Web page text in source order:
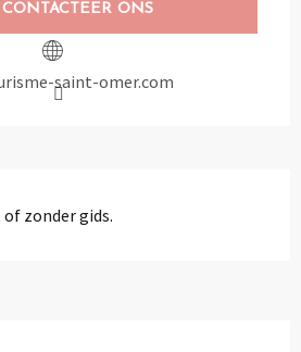
CONTACTEER ONS
saint-omer.com
zonder gids.